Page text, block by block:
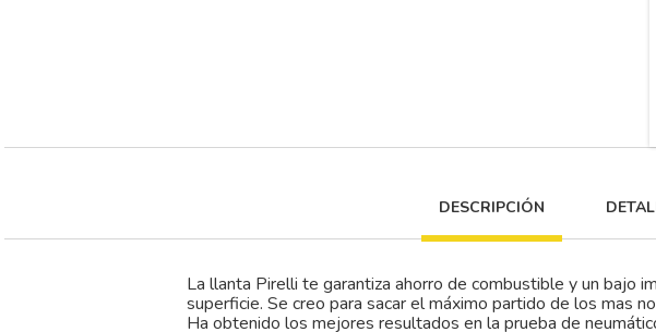
DESCRIPCIÓN
La llanta Pirelli te garantiza ahorro de combustible y un bajo
superficie. Se creo para sacar el máximo partido de los mas
Ha obtenido los mejores resultados en la prueba de